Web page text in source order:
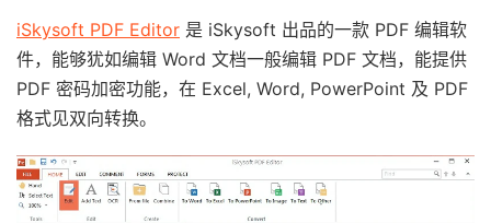
iSkysoft PDF Editor 是 iSkysoft 出品的一款 PDF 编辑软
件，能够犹如编辑 Word 文档一般编辑 PDF 文档，能提供
PDF 密码加密功能，在 Excel, Word, PowerPoint 及 PDF
格式见双向转换。